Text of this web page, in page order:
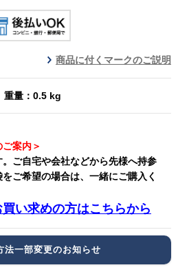
商品に付くマークのご説明
重量：0.5 kg
案内＞
ご自宅や会社などから先様へ持参
ご希望の場合は、一緒にご購入く
い求めの方はこちらから
法一部変更のお知らせ